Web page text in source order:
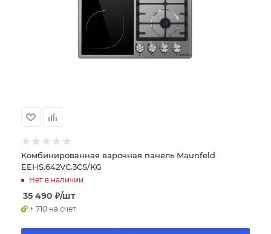
Комбинированная варочная панель Maunfeld
EEHS.642VC.3CS/KG
Нет в наличии
35 490 ₽/шт
+ 710 на счет